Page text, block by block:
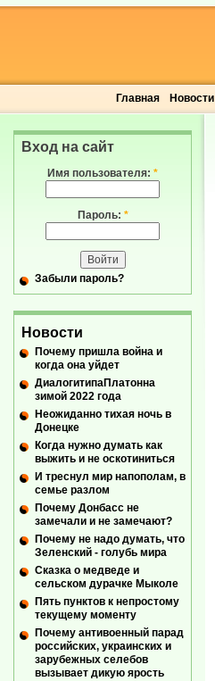
Главная Новости
Вход на сайт
Имя пользователя: *
Пароль: *
Забыли пароль?
Новости
Почему пришла война и
когда она уйдет
ДиалогитипаПлатонна
зимой 2022 года
Неожиданно тихая ночь в
Донецке
Когда нужно думать как
выжить и не оскотиниться
И треснул мир напополам, в
семье разлом
Почему Донбасс не
замечали и не замечают?
Почему не надо думать, что
Зеленский - голубь мира
Сказка о медведе и
сельском дурачке Мыколе
Пять пунктов к непростому
текущему моменту
Почему антивоенный парад
российских, украинских и
зарубежных селебов
вызывает дикую ярость